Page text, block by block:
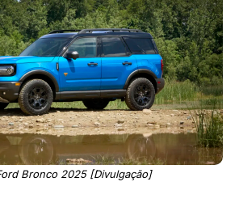
Bronco 2025 [Divulgação]